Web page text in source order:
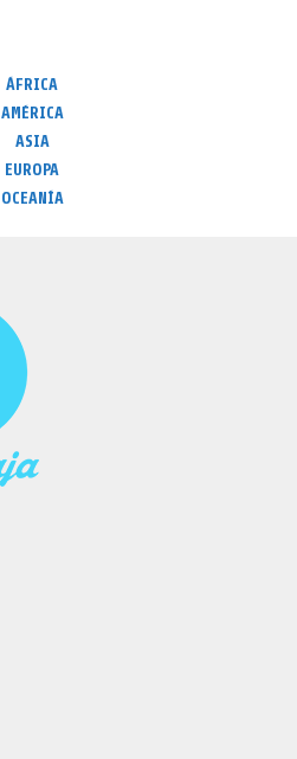
ÁFRICA
AMÉRICA
ASIA
EUROPA
OCEANÍA